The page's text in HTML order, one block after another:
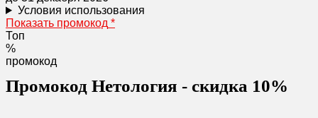
Условия использования
Показать промокод *
Топ
%
промокод
Промокод Нетология - скидка 10%